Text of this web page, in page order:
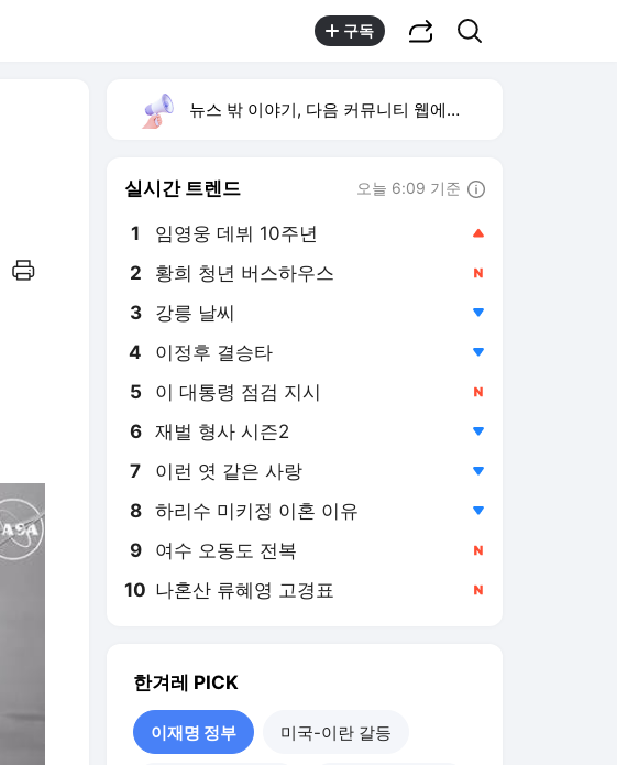
구독
뉴스 밖 이야기, 다음 커뮤니티 웹에서 보기
실시간 트렌드 오늘 6:09 기준
1 임영웅 데뷔 10주년
2 황희 청년 버스하우스
3 강릉 날씨
4 이정후 결승타
5 이 대통령 점검 지시
6 재벌 형사 시즌2
7 이런 엿 같은 사랑
8 하리수 미키정 이혼 이유
9 여수 오동도 전복
10 나혼산 류혜영 고경표
한겨레 PICK
이재명 정부 미국-이란 갈등